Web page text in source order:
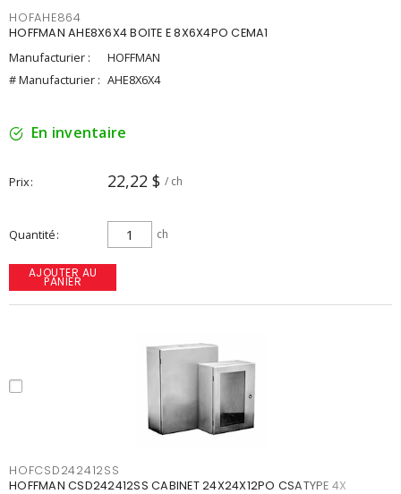
HOFAHE864
HOFFMAN AHE8X6X4 BOITE E 8X6X4PO CEMA1
Manufacturier :
HOFFMAN
# Manufacturier : AHE8X6X4
En inventaire
Prix 22,22 $ / ch
Quantité ch
AJOUTER AU
PANIER
HOFCSD242412SS
HOFFMAN CSD242412SS CABINET 24X24X12PO CSATYPE 4X